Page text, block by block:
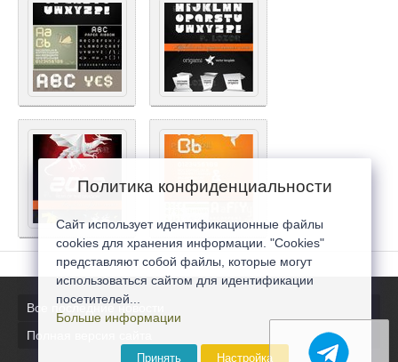
Все последние новости
Полная версия сайта
Политика конфиденциальности
Сайт использует идентификационные файлы
cookies для хранения информации. "Cookies"
представляют собой файлы, которые могут
использоваться сайтом для идентификации
посетителей...
Больше информации
Принять Настройка